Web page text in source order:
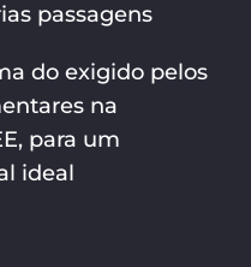
passagens
do exigido pelos
na
para um
ideal